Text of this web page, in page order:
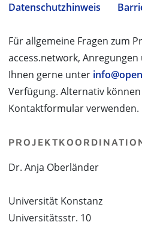
Datenschutzhinweis
Für allgemeine Fragen zum
access.network,
Ihnen gerne unter
Verfügung. Alternativ
Kontaktformular verwenden.
Dr. Anja Oberländer
Universität Konstanz
Universitätsstr. 10